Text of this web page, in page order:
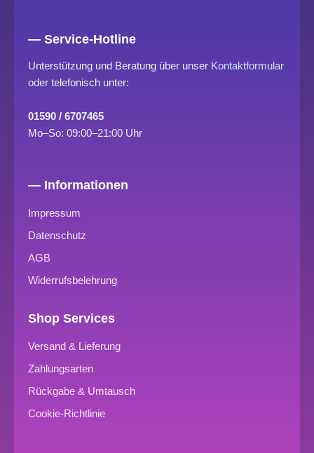
— Service-Hotline
Unterstützung und Beratung über unser Kontaktformular
oder telefonisch unter:
01590 / 6707465
Mo–So: 09:00–21:00 Uhr
— Informationen
Impressum
Datenschutz
AGB
Widerrufsbelehrung
Shop Services
Versand & Lieferung
Zahlungsarten
Rückgabe & Umtausch
Cookie-Richtlinie